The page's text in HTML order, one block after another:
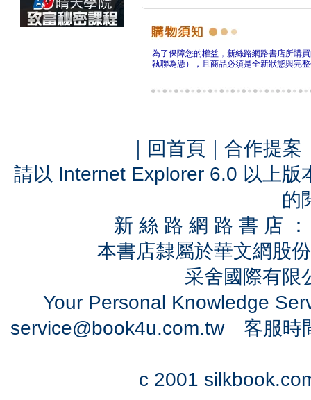
為了保障您的權益，新絲路網路書店所購
執聯為憑），且商品必須是全新狀態與完
｜ 回首頁 ｜ 合作提案
請以 Internet Explorer 6.0 以上
的
新 絲 路 網 路 書 店
本書店隸屬於華文網股
采舍國際有
Your Personal Knowledge
service@book4u.com.tw客服時
c 2001